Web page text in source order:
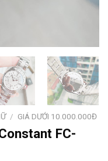
/ GIÁ DƯỚI 10.000.000Đ
FC-